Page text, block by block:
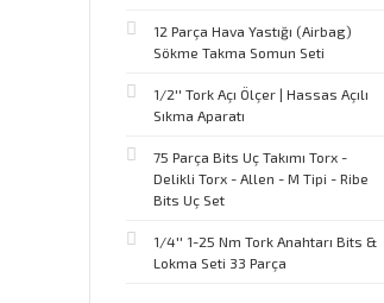
12 Parça Hava Yastığı (Airbag)
Sökme Takma Somun Seti
1/2'' Tork Açı Ölçer | Hassas Açılı
Sıkma Aparatı
75 Parça Bits Uç Takımı Torx -
Delikli Torx - Allen - M Tipi - Ribe
Bits Uç Set
1/4'' 1-25 Nm Tork Anahtarı Bits &
Lokma Seti 33 Parça